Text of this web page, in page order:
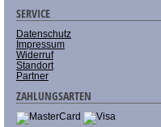
SERVICE
Datenschutz
Impressum
Widerruf
Standort
Partner
ZAHLUNGSARTEN